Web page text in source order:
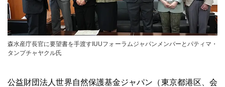
森水産庁長官に要望書を手渡すIUUフォーラムジャパンメンバーとパティマ・
タンプチャヤクル氏
公益財団法人世界自然保護基金ジャパン（東京都港区、会